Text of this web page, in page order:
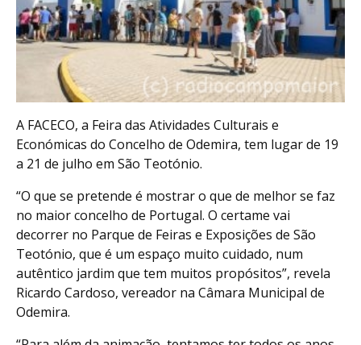
A FACECO, a Feira das Atividades Culturais e
Económicas do Concelho de Odemira, tem lugar de 19
a 21 de julho em São Teotónio.
“O que se pretende é mostrar o que de melhor se faz
no maior concelho de Portugal. O certame vai
decorrer no Parque de Feiras e Exposições de São
Teotónio, que é um espaço muito cuidado, num
autêntico jardim que tem muitos propósitos”, revela
Ricardo Cardoso, vereador na Câmara Municipal de
Odemira.